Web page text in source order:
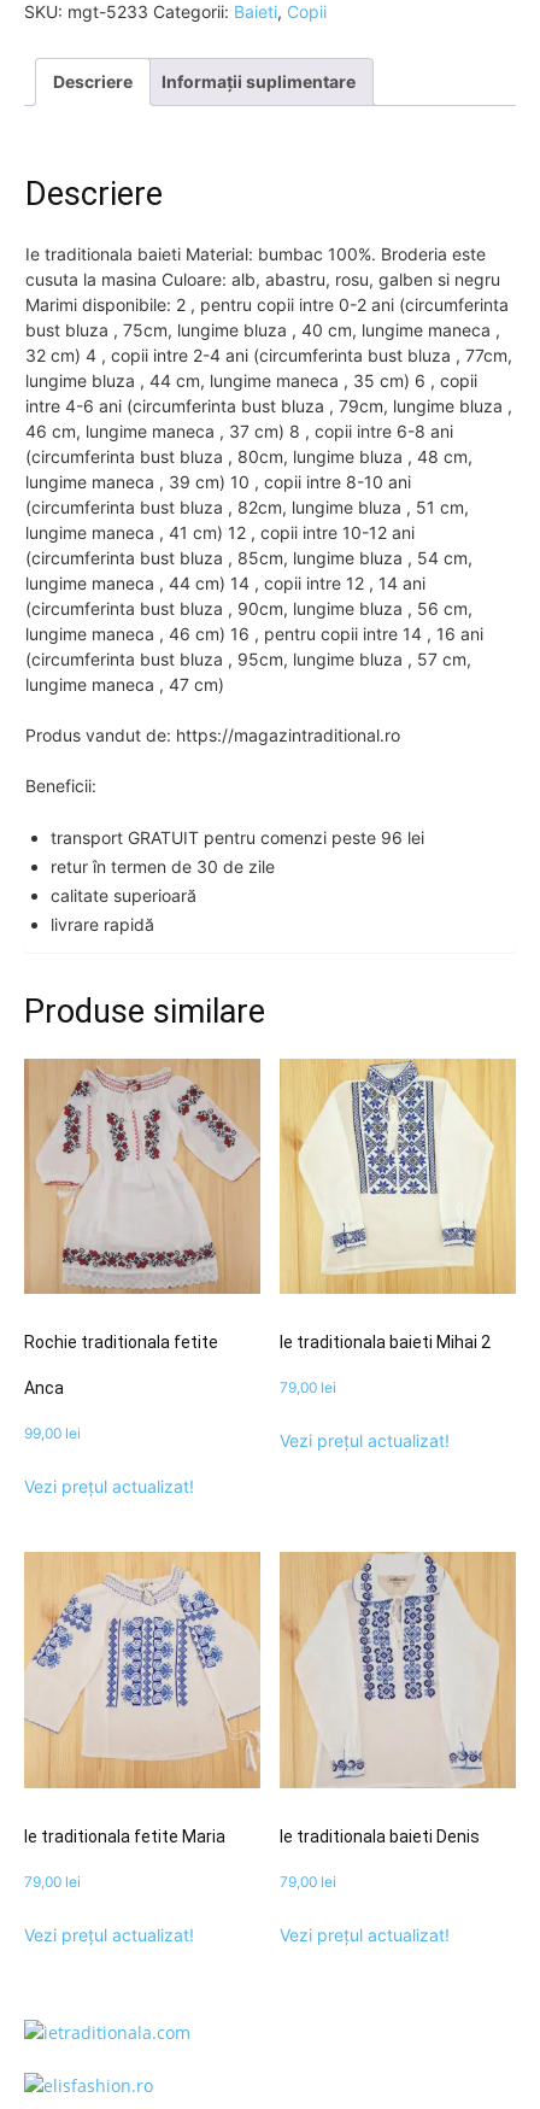
SKU: mgt-5233 Categorii: Baieti, Copii
Descriere Informații suplimentare
Descriere
Ie traditionala baieti Material: bumbac 100%. Broderia este
cusuta la masina Culoare: alb, abastru, rosu, galben si negru
Marimi disponibile: 2 , pentru copii intre 0-2 ani (circumferinta
bust bluza , 75cm, lungime bluza , 40 cm, lungime maneca ,
32 cm) 4 , copii intre 2-4 ani (circumferinta bust bluza , 77cm,
lungime bluza , 44 cm, lungime maneca , 35 cm) 6 , copii
intre 4-6 ani (circumferinta bust bluza , 79cm, lungime bluza ,
46 cm, lungime maneca , 37 cm) 8 , copii intre 6-8 ani
(circumferinta bust bluza , 80cm, lungime bluza , 48 cm,
lungime maneca , 39 cm) 10 , copii intre 8-10 ani
(circumferinta bust bluza , 82cm, lungime bluza , 51 cm,
lungime maneca , 41 cm) 12 , copii intre 10-12 ani
(circumferinta bust bluza , 85cm, lungime bluza , 54 cm,
lungime maneca , 44 cm) 14 , copii intre 12 , 14 ani
(circumferinta bust bluza , 90cm, lungime bluza , 56 cm,
lungime maneca , 46 cm) 16 , pentru copii intre 14 , 16 ani
(circumferinta bust bluza , 95cm, lungime bluza , 57 cm,
lungime maneca , 47 cm)
Produs vandut de: https://magazintraditional.ro
Beneficii:
transport GRATUIT pentru comenzi peste 96 lei
retur în termen de 30 de zile
calitate superioară
livrare rapidă
Produse similare
Rochie traditionala fetite
Anca
99,00 lei
Vezi prețul actualizat!
Ie traditionala baieti Mihai 2
79,00 lei
Vezi prețul actualizat!
Ie traditionala fetite Maria
79,00 lei
Vezi prețul actualizat!
Ie traditionala baieti Denis
79,00 lei
Vezi prețul actualizat!